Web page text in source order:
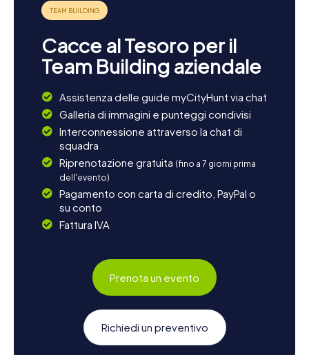
un'altra sfida, potete avventurarvi alla scoperta del
testimonia l'antica storia della regione. Concludete la
giornata con un picnic rilassante in uno dei tanti parchi della
città e gustate la cucina locale.
Cacce al Tesoro per il
Team Building aziendale
Assistenza delle guide myCityHunt via chat
Galleria di immagini e punteggi condivisi
Interconnessione attraverso la chat di
squadra
Riprenotazione gratuita (fino a 7 giorni prima
dell'evento)
Pagamento con carta di credito, PayPal o
su conto
Fattura IVA
Prenota un evento
Richiedi un preventivo